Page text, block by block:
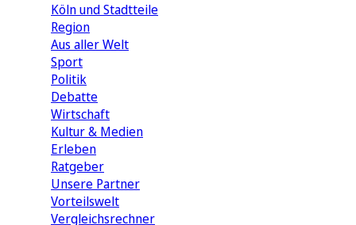
Köln und Stadtteile
Region
Aus aller Welt
Sport
Politik
Debatte
Wirtschaft
Kultur & Medien
Erleben
Ratgeber
Unsere Partner
Vorteilswelt
Vergleichsrechner